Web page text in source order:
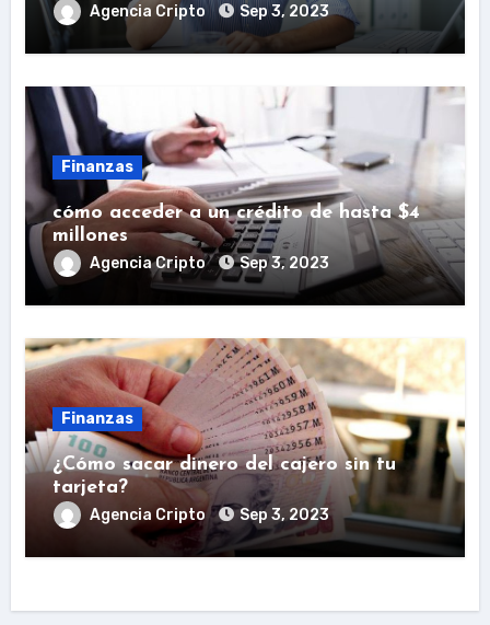
Agencia Cripto Sep 3, 2023
Finanzas
cómo acceder a un crédito de hasta $4
millones
Agencia Cripto Sep 3, 2023
Finanzas
¿Cómo sacar dinero del cajero sin tu
tarjeta?
Agencia Cripto Sep 3, 2023